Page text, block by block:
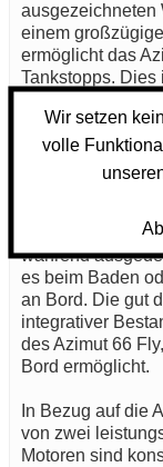
ausgezeichneten
einem
ermöglicht das
Tankstopps. Dies
und
Rolle spielen.
Zusätzlich
1000 Litern.
während
es beim Baden
an Bord. Die gut
integrativer
des Azimut 66
Bord ermöglicht.
In Bezug auf die
von zwei
Motoren sind
Wir setzen
volle